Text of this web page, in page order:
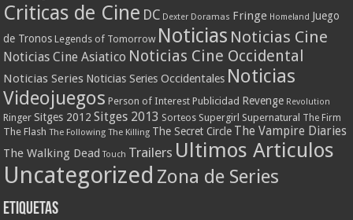
Criticas de Cine DC Dexter Doramas Fringe Homeland Juego
de Tronos Legends of Tomorrow Noticias Noticias Cine
Noticias Cine Asiatico Noticias Cine Occidental
Noticias Series Noticias Series Occidentales Noticias
Videojuegos Person of Interest Publicidad Revenge Revolution
Ringer Sitges 2012 Sitges 2013 Sorteos Supergirl Supernatural The Firm
The Flash The Following The Killing The Secret Circle The Vampire Diaries
The Walking Dead Touch Trailers Ultimos Articulos
Uncategorized Zona de Series
Etiquetas